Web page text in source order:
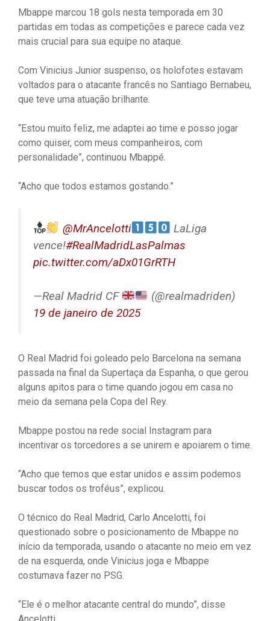
Mbappe marcou 18 gols nesta temporada em 30
partidas em todas as competições e parece cada vez
mais crucial para sua equipe no ataque.
Com Vinicius Junior suspenso, os holofotes estavam
voltados para o atacante francês no Santiago Bernabeu,
que teve uma atuação brilhante.
“Estou muito feliz, me adaptei ao time e posso jogar
como quiser, com meus companheiros, com
personalidade”, continuou Mbappé.
“Acho que todos estamos gostando.”
@MrAncelotti
LaLiga
vence!#RealMadridLasPalmas
pic.twitter.com/aDx01GrRTH
—Real Madrid CF
(@realmadriden)
19 de janeiro de 2025
O Real Madrid foi goleado pelo Barcelona na semana
passada na final da Supertaça da Espanha, o que gerou
alguns apitos para o time quando jogou em casa no
meio da semana pela Copa del Rey.
Mbappe postou na rede social Instagram para
incentivar os torcedores a se unirem e apoiarem o time.
“Acho que temos que estar unidos e assim podemos
buscar todos os troféus”, explicou.
O técnico do Real Madrid, Carlo Ancelotti, foi
questionado sobre o posicionamento de Mbappe no
início da temporada, usando o atacante no meio em vez
de na esquerda, onde Vinicius joga e Mbappe
costumava fazer no PSG.
“Ele é o melhor atacante central do mundo”, disse